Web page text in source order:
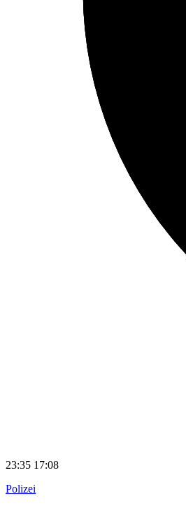
23:35 17:08
Polizei